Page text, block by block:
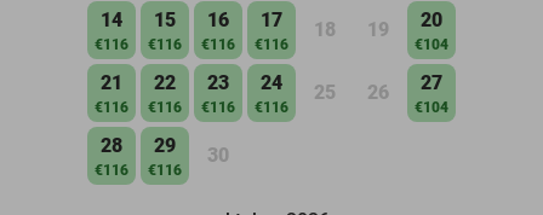
14
€116
15
€116
16
€116
17
€116
18 19 20
€104
21
€116
22
€116
23
€116
24
€116
25 26 27
€104
28
€116
29
€116
30